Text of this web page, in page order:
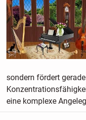
sondern fördert
eine komplexe